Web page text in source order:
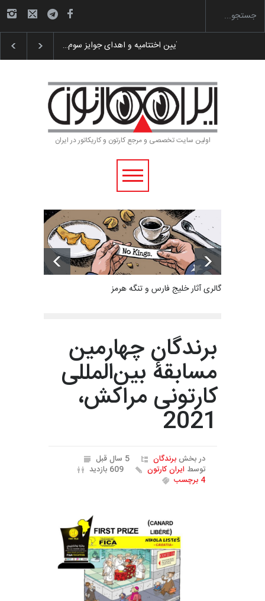
گزارش تصویری به یاد اردوغان باشول (۱۹۳۶–۲۰۲۶)
اولین سایت تخصصی و مرجع کارتون و کاریکاتور در ایران
گالری آثار خلیج فارس و تنگه هرمز
برندگان چهارمین
مسابقۀ بین‌المللی
کارتونی مراکش،
2021
در بخشبرندگان
5 سال قبل
توسط ایران کارتون
609 بازدید
4 برچسب